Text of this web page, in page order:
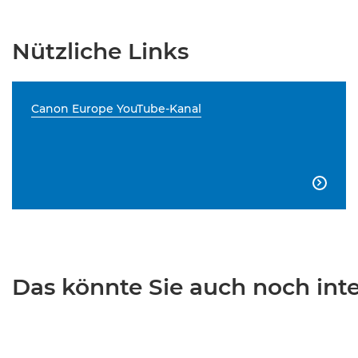
Nützliche Links
Canon Europe YouTube-Kanal

Das könnte Sie auch noch